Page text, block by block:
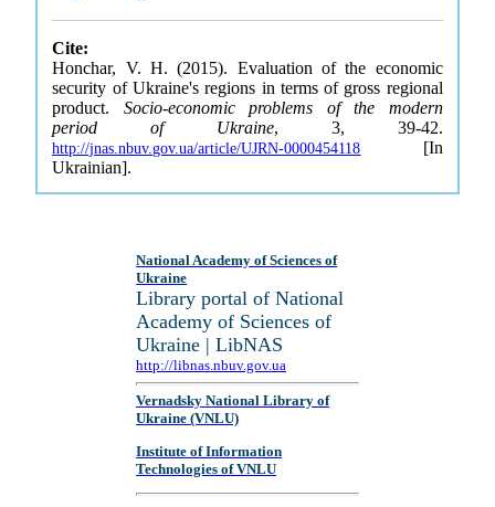
Cite:
Honchar, V. H. (2015). Evaluation of the economic
security of Ukraine's regions in terms of gross regional
product. Socio-economic problems of the modern
period of Ukraine, 3, 39-42.
http://jnas.nbuv.gov.ua/article/UJRN-0000454118 [In
Ukrainian].
National Academy of Sciences of
Ukraine
Library portal of National
Academy of Sciences of
Ukraine | LibNAS
http://libnas.nbuv.gov.ua
Vernadsky National Library of
Ukraine (VNLU)
Institute of Information
Technologies of VNLU